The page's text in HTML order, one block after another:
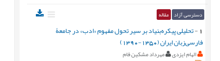
دسترسی آزاد مقاله
-تحلیلی پیکره‌بنیاد بر سیر تحول مفهوم «ادب» در جامعۀ
فارسی‌زبان ایران (1350-1390)
الهام ایزدی مهرداد مشکین فام